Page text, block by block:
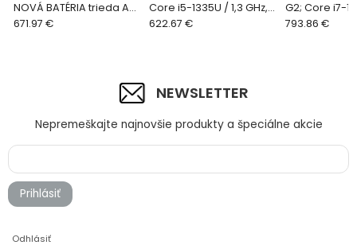
NOVÁ BATÉRIA trieda A+;
Core i7-10810U / 1,1 GHz,
671.97 €
Core i5-1335U / 1,3 GHz,
16GB RAM, 512GB SSD,
622.67 €
G2; Core i7-
GHz, 16GB
793.86 €
NEWSLETTER
Nepremeškajte najnovšie produkty a špeciálne akcie
Prihlásiť
Odhlásiť